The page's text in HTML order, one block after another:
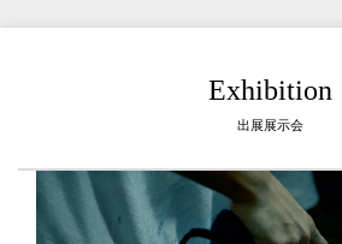
Exhibition
出展展示会